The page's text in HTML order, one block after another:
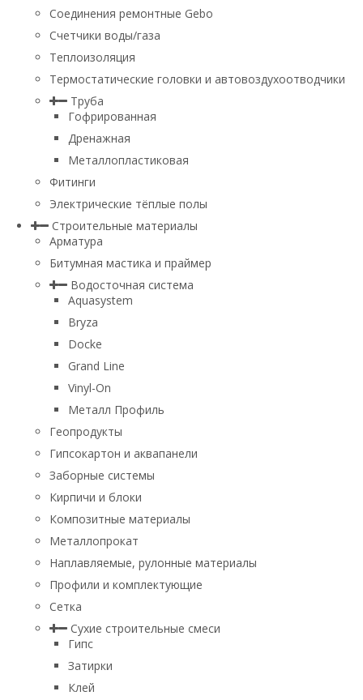
Соединения ремонтные Gebo
Счетчики воды/газа
Теплоизоляция
Термостатические головки и автовоздухоотводчики
Труба
Гофрированная
Дренажная
Металлопластиковая
Фитинги
Электрические тёплые полы
Строительные материалы
Арматура
Битумная мастика и праймер
Водосточная система
Aquasystem
Bryza
Docke
Grand Line
Vinyl-On
Металл Профиль
Геопродукты
Гипсокартон и аквапанели
Заборные системы
Кирпичи и блоки
Композитные материалы
Металлопрокат
Наплавляемые, рулонные материалы
Профили и комплектующие
Сетка
Сухие строительные смеси
Гипс
Затирки
Клей